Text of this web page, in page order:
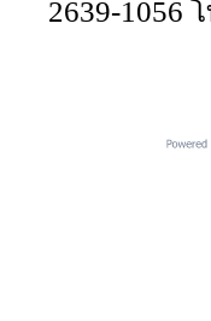
2639-1056